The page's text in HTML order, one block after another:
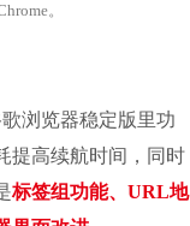
。
浏览器稳定版里功
提高续航时间，同时
标签组功能、URL地